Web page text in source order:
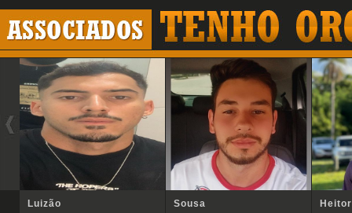
Luizão Sousa Heitor